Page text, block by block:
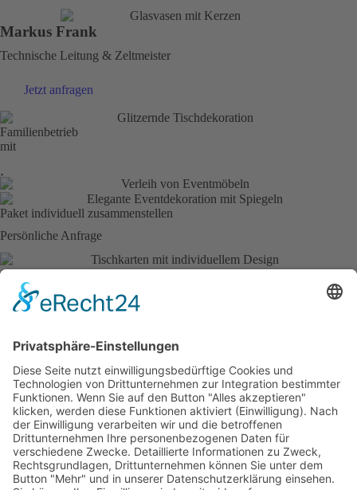
Markus Frank
Technische Leitung & Zeltmeister
Jetzt anfragen
Familienbetrieb
mit
Paket individuell zusammenstellen
Persönliche Anfrage
Anfrage
Lassen Sie uns gemeinsam den ersten Schritt der Reise
gehen!
Wir freuen uns sehr darauf, Sie und Ihre Wünsche kennenzulernen.
Lassen Sie uns Gemeinsam Ihre Vision zum Leben erwecken.
Jetzt anfragen
0160 948 229 73
info@event-passion.de
Jetzt anfragen